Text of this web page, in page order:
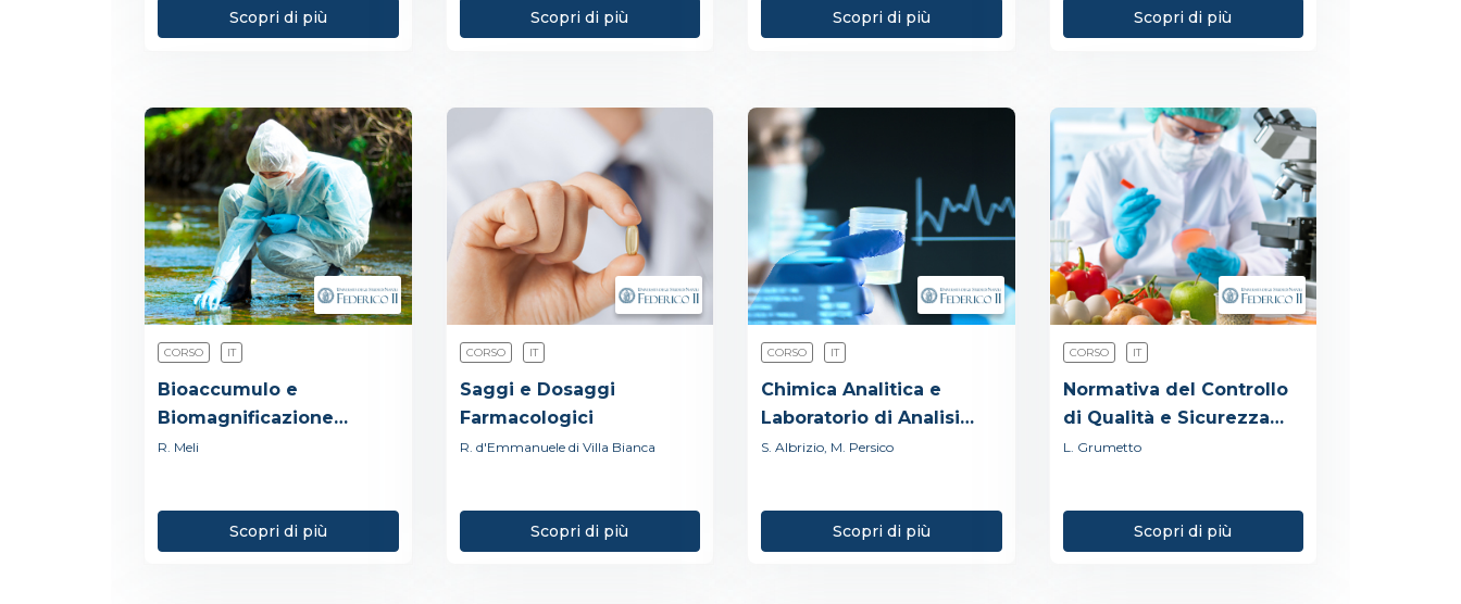
Scopri di più Scopri di più Scopri di più Scopri di più
CORSO IT
Bioaccumulo e
Biomagnificazione
degli Inquinanti
R. Meli
Scopri di più
CORSO IT
Saggi e Dosaggi
Farmacologici
R. d'Emmanuele di Villa Bianca
Scopri di più
CORSO IT
Chimica Analitica e
Laboratorio di Analisi
dei Medicinali
S. Albrizio, M. Persico
Scopri di più
CORSO IT
Normativa del Controllo
di Qualità e Sicurezza
degli Alimenti
L. Grumetto
Scopri di più